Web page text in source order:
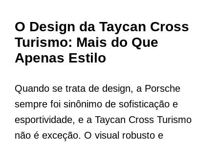
O Design da Taycan Cross
Turismo: Mais do Que
Apenas Estilo
Quando se trata de design, a Porsche
sempre foi sinônimo de sofisticação e
esportividade, e a Taycan Cross Turismo
não é exceção. O visual robusto e